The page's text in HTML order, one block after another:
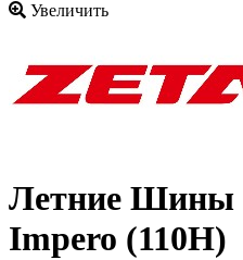
Увеличить
Летние Шины
Impero (110H)